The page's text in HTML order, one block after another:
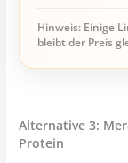
Hinweis: Einige
bleibt der Preis
Alternative 3:
Protein